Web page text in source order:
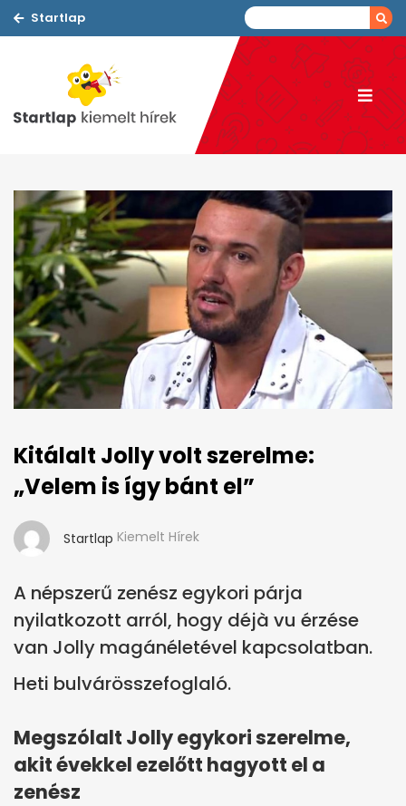
Startlap
Kitálalt Jolly volt szerelme:
„Velem is így bánt el”
Startlap Kiemelt Hírek
A népszerű zenész egykori párja
nyilatkozott arról, hogy déjà vu érzése
van Jolly magánéletével kapcsolatban.
Heti bulvárösszefoglaló.
Megszólalt Jolly egykori szerelme,
akit évekkel ezelőtt hagyott el a
zenész